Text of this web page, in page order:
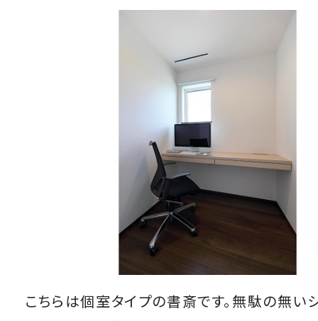
こちらは個室タイプの書斎です。無駄の無い